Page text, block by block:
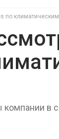
по
компании